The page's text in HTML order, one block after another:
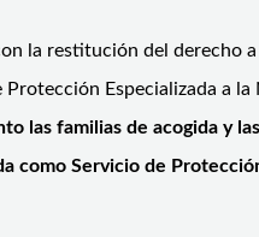
la restitución del
Especializada a
las familias de acogida y
Servicio de